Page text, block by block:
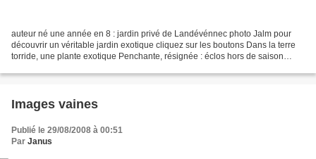
auteur né une année en 8 : jardin privé de Landévénnec photo Jalm pour
découvrir un véritable jardin exotique cliquez sur les boutons Dans la terre
torride, une plante exotique Penchante, résignée : éclos hors de saison
Images vaines
Publié le 29/08/2008 à 00:51
Par Janus